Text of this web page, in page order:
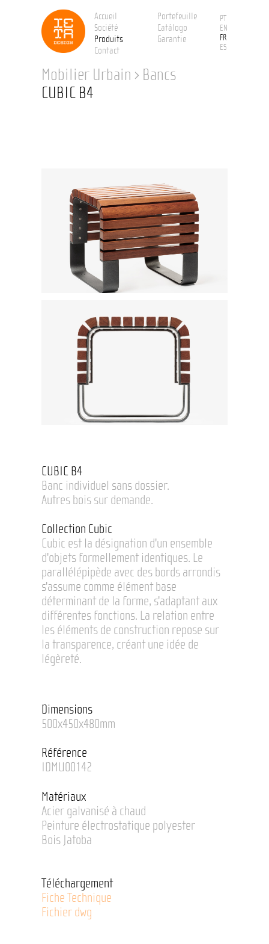
Accueil
Portefeuille
Société
Catálogo
Produits
Garantie
Contact
Mobilier Urbain › Bancs
CUBIC B4
PT
EN
FR
ES
CUBIC B4
Banc individuel sans dossier.
Autres bois sur demande.
Collection Cubic
Cubic est la désignation d'un ensemble
d'objets formellement identiques. Le
parallélépipède avec des bords arrondis
s'assume comme élément base
déterminant de la forme, s'adaptant aux
différentes fonctions. La relation entre
les éléments de construction repose sur
la transparence, créant une idée de
légèreté.
Dimensions
500x450x480mm
Référence
IDMU00142
Matériaux
Acier galvanisé à chaud
Peinture électrostatique polyester
Bois Jatoba
Téléchargement
Fiche Technique
Fichier dwg